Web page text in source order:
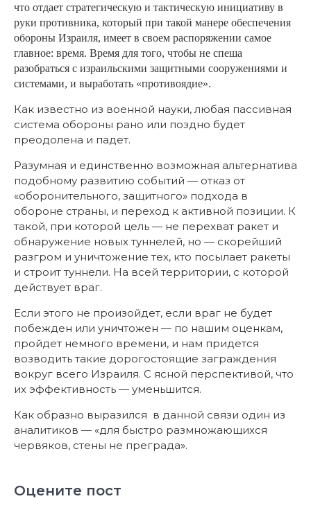
что отдает стратегическую и тактическую инициативу в
руки противника, который при такой манере обеспечения
обороны Израиля, имеет в своем распоряжении самое
главное: время. Время для того, чтобы не спеша
разобраться с израильскими защитными сооружениями и
системами, и выработать «противоядие».
Как известно из военной науки, любая пассивная
система обороны рано или поздно будет
преодолена и падет.
Разумная и единственно возможная альтернатива
подобному развитию событий — отказ от
«оборонительного, защитного» подхода в
обороне страны, и переход к активной позиции. К
такой, при которой цель — не перехват ракет и
обнаружение новых туннелей, но — скорейший
разгром и уничтожение тех, кто посылает ракеты
и строит туннели. На всей территории, с которой
действует враг.
Если этого не произойдет, если враг не будет
побежден или уничтожен — по нашим оценкам,
пройдет немного времени, и нам придется
возводить такие дорогостоящие заграждения
вокруг всего Израиля. С ясной перспективой, что
их эффективность — уменьшится.
Как образно выразился в данной связи один из
аналитиков — «для быстро размножающихся
червяков, стены не преграда».
Оцените пост